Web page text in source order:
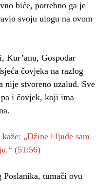
biće, potrebno ga je
svoju ulogu na ovom
Gospodar
čovjeka na razlog
nije stvoreno uzalud. Sve
i čovjek, koji ima
„Džine i ljude sam
(51:56)
tumači ovu